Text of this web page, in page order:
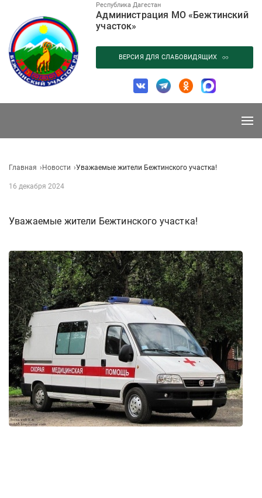
содержанию
Республика Дагестан
Администрация МО «Бежтинский
участок»
ВЕРСИЯ ДЛЯ СЛАБОВИДЯЩИХ
Главная Новости Уважаемые жители Бежтинского участка!
16 декабря 2024
Уважаемые жители Бежтинского участка!